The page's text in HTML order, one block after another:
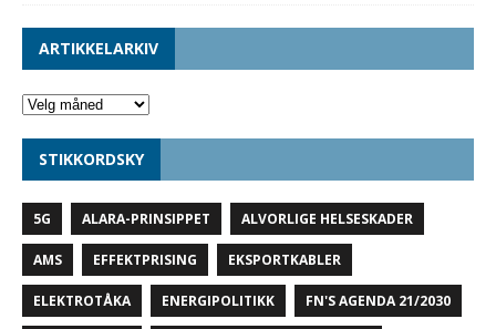
ARTIKKELARKIV
STIKKORDSKY
5G ALARA-PRINSIPPET ALVORLIGE HELSESKADER
AMS EFFEKTPRISING EKSPORTKABLER
ELEKTROTÅKA ENERGIPOLITIKK FN'S AGENDA 21/2030